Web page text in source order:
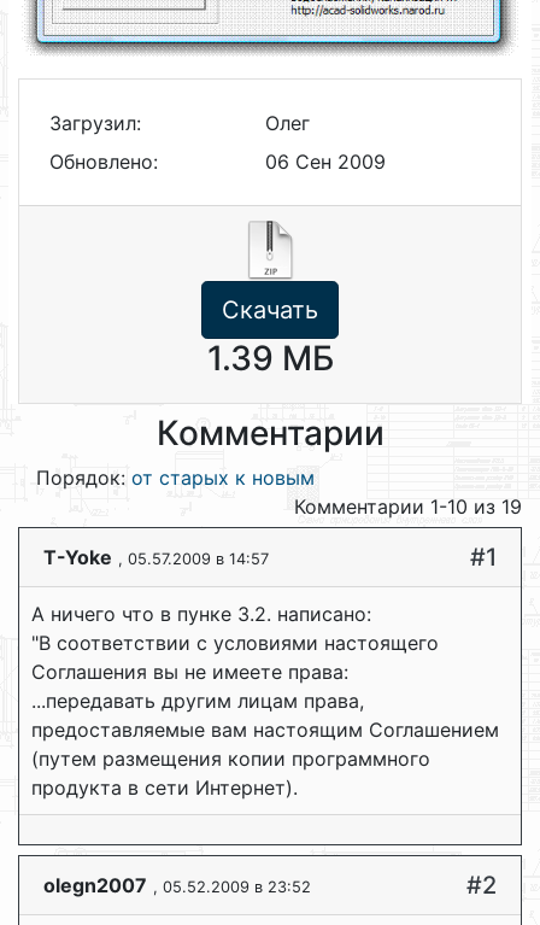
Загрузил:
Олег
Обновлено:
06 Сен 2009
Скачать
1.39 МБ
Комментарии
Порядок: от старых к новым
Комментарии 1-10 из 19
T-Yoke , 05.57.2009 в 14:57 #1
А ничего что в пунке 3.2. написано:
"В соответствии с условиями настоящего
Соглашения вы не имеете права:
...передавать другим лицам права,
предоставляемые вам настоящим Соглашением
(путем размещения копии программного
продукта в сети Интернет).
olegn2007 , 05.52.2009 в 23:52 #2